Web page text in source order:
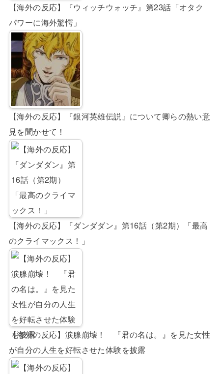
【海外の反応】『ウィッチウォッチ』第23話「オタク
パワーに海外驚愕」
【海外の反応】『銀河英雄伝説』について卿らの熱い意
見を聞かせて！
【海外の反応】『ダンダダン』第16話（第2期）「最高
のクライマックス！」
【海外の反応】涙腺崩壊！ 『君の名は。』を見た女性
が自分の人生を好転させた体験を披露